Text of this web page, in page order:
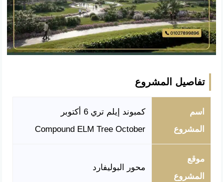
تفاصيل المشروع
اسم
المشروع
كمبوند إيلم تري 6 أكتوبر
Compound ELM Tree October
موقع
المشروع
محور البوليفارد